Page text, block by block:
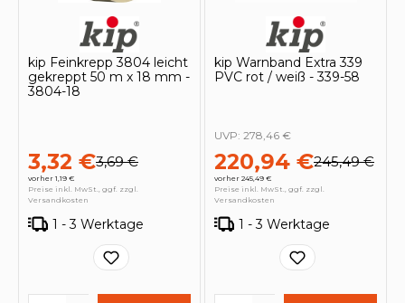
kip Feinkrepp 3804 leicht
gekreppt 50 m x 18 mm -
3804-18
3,32 €3,69 €
vorher 1,19 €
Preise inkl. MwSt., ggf. zzgl.
Versandkosten
1 - 3 Werktage
kip Warnband Extra 339
PVC rot / weiß - 339-58
220,94 €245,49 €
vorher 245,49 €
UVP: 278,46 €
Preise inkl. MwSt., ggf. zzgl.
Versandkosten
1 - 3 Werktage